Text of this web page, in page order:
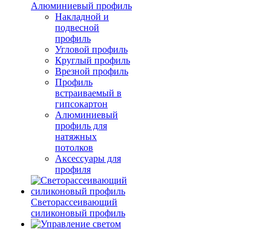
Алюминиевый профиль
Накладной и
подвесной
профиль
Угловой профиль
Круглый профиль
Врезной профиль
Профиль
встраиваемый в
гипсокартон
Алюминиевый
профиль для
натяжных
потолков
Аксессуары для
профиля
Светорассеивающий
силиконовый профиль